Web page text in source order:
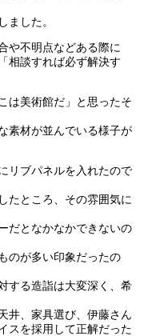
ました。
や不明点などある際に
相談すれば必ず解決す
は美術館だ」と思ったそ
素材が並んでいる様子が
リブパネルを入れたので
たところ、その雰囲気に
だとなかなかできないの
のが多い印象だったの
する造詣は大変深く、希
井、家具選び、伊藤さん
スを採用して正解だった